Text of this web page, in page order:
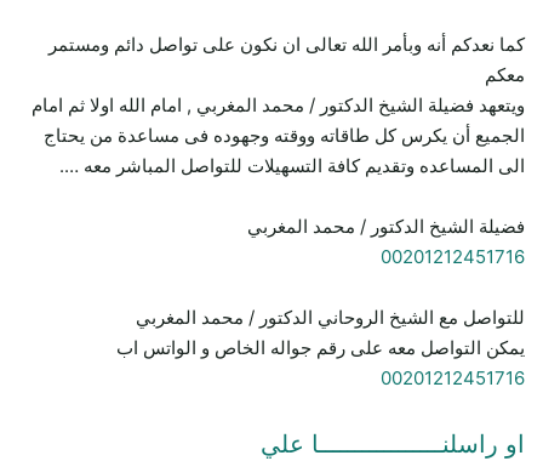
كما نعدكم أنه وبأمر الله تعالى ان نكون على تواصل دائم ومستمر
معكم
ويتعهد فضيلة الشيخ الدكتور / محمد المغربي , امام الله اولا ثم امام
الجميع أن يكرس كل طاقاته ووقته وجهوده فى مساعدة من يحتاج
الى المساعده وتقديم كافة التسهيلات للتواصل المباشر معه ….
فضيلة الشيخ الدكتور / محمد المغربي
00201212451716
للتواصل مع الشيخ الروحاني الدكتور / محمد المغربي
يمكن التواصل معه على رقم جواله الخاص و الواتس اب
00201212451716
او راسلنـــــــــــــــــا علي